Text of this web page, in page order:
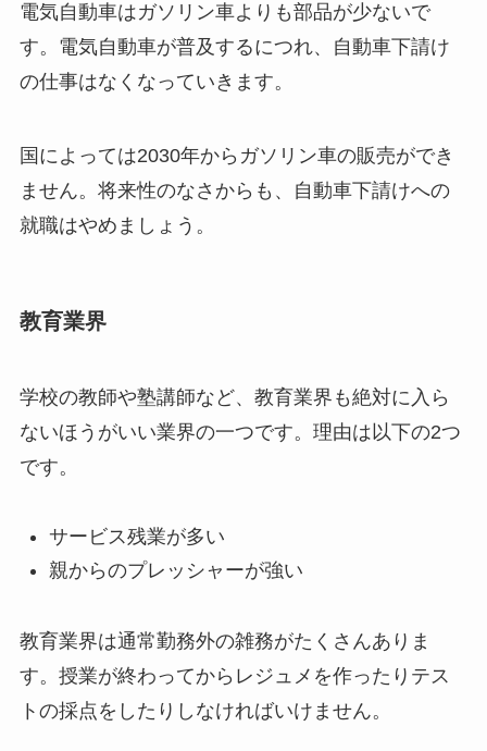
電気自動車はガソリン車よりも部品が少ないで
す。電気自動車が普及するにつれ、自動車下請け
の仕事はなくなっていきます。
国によっては2030年からガソリン車の販売ができ
ません。将来性のなさからも、自動車下請けへの
就職はやめましょう。
教育業界
学校の教師や塾講師など、教育業界も絶対に入ら
ないほうがいい業界の一つです。理由は以下の2つ
です。
サービス残業が多い
親からのプレッシャーが強い
教育業界は通常勤務外の雑務がたくさんありま
す。授業が終わってからレジュメを作ったりテス
トの採点をしたりしなければいけません。